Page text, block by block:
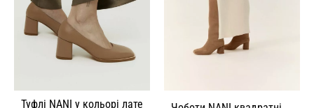
Туфлі NANI у кольорі лате